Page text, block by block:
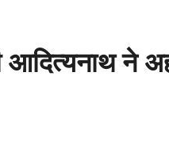
आदित्यनाथ ने